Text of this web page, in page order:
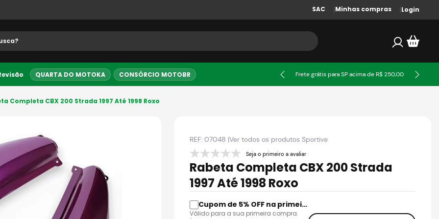
SAC Minhas compras Login
buscados
QUARTA DO MOTOKA CONSÓRCIO MOTOBR
5% OFF no PIX Entrega Expressa Frete grátis para SP acima de R$ 250,00
Completa CBX 200 Strada 1997 Até 1998 Roxo
REF:07048 |Ver todos os produtosSportive
Seja o primeiro a avaliar
Rabeta Completa CBX 200 Strada
1997 Até 1998 Roxo
Cupom de 5% OFF na primeira compra
Válido para a sua primeira compra.